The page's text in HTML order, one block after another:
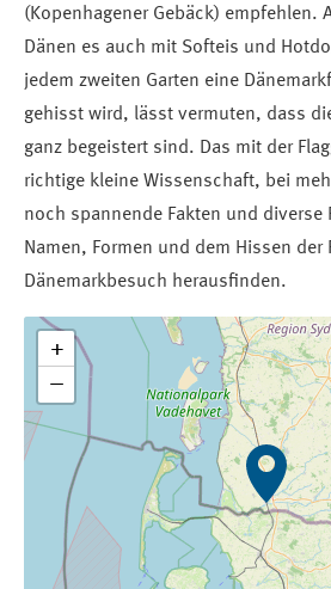
(Kopenhagener Gebäck) empfehlen.
Dänen es auch mit Softeis und
jedem zweiten Garten eine
gehisst wird, lässt vermuten, dass
ganz begeistert sind. Das mit der
richtige kleine Wissenschaft, bei
noch spannende Fakten und diverse
Namen, Formen und dem Hissen der
Dänemarkbesuch herausfinden.
+
−